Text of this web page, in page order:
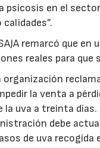
psicosis en el
remarcó que
reales para
la venta a
la uva a treinta
debe
de uva recogida